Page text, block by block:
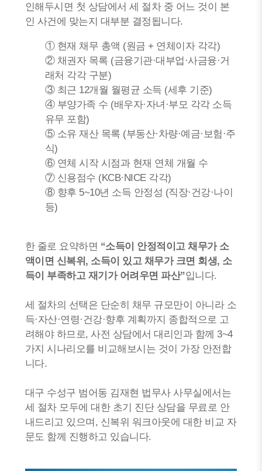
인해두시면 첫 상담에서 세 절차 중 어느 것이 본
인 사건에 맞는지 대부분 결정됩니다.
① 현재 채무 총액 (원금 + 연체이자 각각)
② 채권자 목록 (금융기관·대부업·사금융·거
래처 각각 구분)
③ 최근 12개월 월평균 소득 (세후 기준)
④ 부양가족 수 (배우자·자녀·부모 각각 소득
유무 포함)
⑤ 소유 재산 목록 (부동산·차량·예금·보험·주
식)
⑥ 연체 시작 시점과 현재 연체 개월 수
⑦ 신용점수 (KCB·NICE 각각)
⑧ 향후 5~10년 소득 안정성 (직장·건강·나이
등)
한 줄로 요약하면 “소득이 안정적이고 채무가 소
액이면 신복위, 소득이 있고 채무가 크면 회생, 소
득이 부족하고 재기가 어려우면 파산”입니다.
세 절차의 선택은 단순히 채무 규모만이 아니라 소
득·자산·연령·건강·향후 계획까지 종합적으로 고
려해야 하므로, 사전 상담에서 대리인과 함께 3~4
가지 시나리오를 비교해보시는 것이 가장 안전합
니다.
대구 수성구 범어동 김재현 법무사 사무실에서는
세 절차 모두에 대한 초기 진단 상담을 무료로 안
내드리고 있으며, 신복위 워크아웃에 대한 비교 자
문도 함께 진행하고 있습니다.